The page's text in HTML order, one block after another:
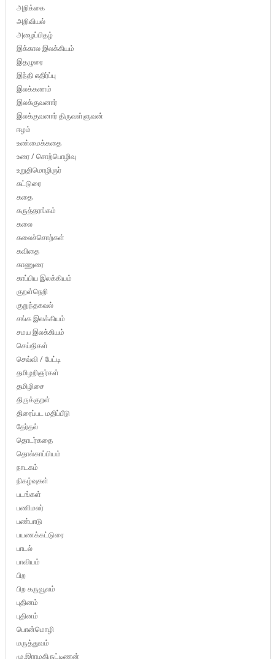
அறிக்கை
அறிவியல்
அழைப்பிதழ்
இக்கால இலக்கியம்
இதழுரை
இந்தி எதிர்ப்பு
இலக்கணம்
இலக்குவனார்
இலக்குவனார் திருவள்ளுவன்
ஈழம்
உண்மைக்கதை
உரை / சொற்பொழிவு
உறுதிமொழிஞர்
கட்டுரை
கதை
கருத்தரங்கம்
கலை
கலைச்சொற்கள்
கவிதை
காணுரை
காப்பிய இலக்கியம்
குறள்நெறி
குறுந்தகவல்
சங்க இலக்கியம்
சமய இலக்கியம்
செய்திகள்
செவ்வி / பேட்டி
தமிழறிஞர்கள்
தமிழிசை
திருக்குறள்
திரைப்பட மதிப்பீடு
தேர்தல்
தொடர்கதை
தொல்காப்பியம்
நாடகம்
நிகழ்வுகள்
படங்கள்
பணிமலர்
பண்பாடு
பயணக்கட்டுரை
பாடல்
பாவியம்
பிற
பிற கருவூலம்
புதினம்
புதினம்
பொன்மொழி
மருத்துவம்
மு.இராமகிருட்டிணன்